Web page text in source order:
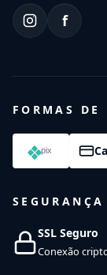
f
FORMAS DE
SSL Seguro
Conexão